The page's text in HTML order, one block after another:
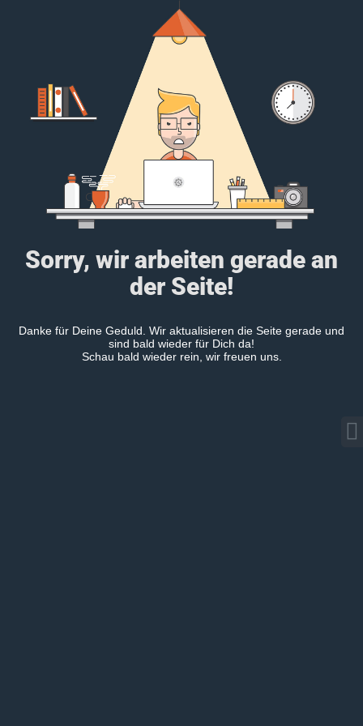
Sorry, wir arbeiten gerade an
der Seite!
Danke für Deine Geduld. Wir aktualisieren die Seite gerade und
sind bald wieder für Dich da!
Schau bald wieder rein, wir freuen uns.